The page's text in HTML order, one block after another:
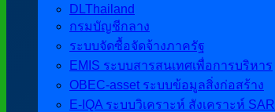
DLThailand
กรมบัญชีกลาง
ระบบจัดซื้อจัดจ้างภาครัฐ
EMIS ระบบสารสนเทศเพื่อการบริหาร
OBEC-asset ระบบข้อมูลสิ่งก่อสร้าง
E-IQA ระบบวิเคราะห์ สังเคราะห์ SAR